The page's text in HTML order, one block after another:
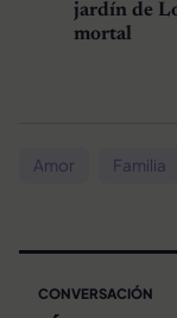
jardín de
mortal
Amor Familia
CONVERSACIÓN